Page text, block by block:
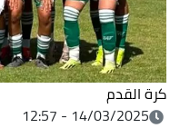
كرة القدم
14/03/2025 - 12:57